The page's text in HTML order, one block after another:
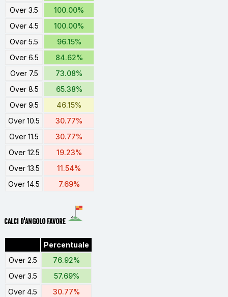
Over 3.5
100.00%
Over 4.5
100.00%
Over 5.5
96.15%
Over 6.5
84.62%
Over 7.5
73.08%
Over 8.5
65.38%
Over 9.5
46.15%
Over 10.5
30.77%
Over 11.5
30.77%
Over 12.5
19.23%
Over 13.5
11.54%
Over 14.5
7.69%
CALCI D'ANGOLO FAVORE
Percentuale
Over 2.5
76.92%
Over 3.5
57.69%
Over 4.5
30.77%